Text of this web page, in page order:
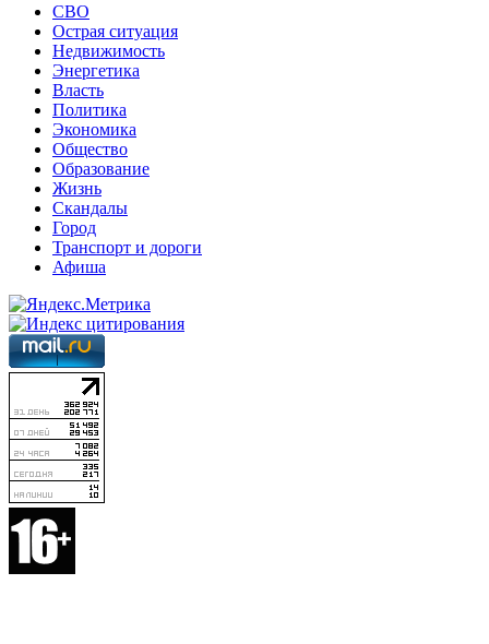
СВО
Острая ситуация
Недвижимость
Энергетика
Власть
Политика
Экономика
Общество
Образование
Жизнь
Скандалы
Город
Транспорт и дороги
Афиша